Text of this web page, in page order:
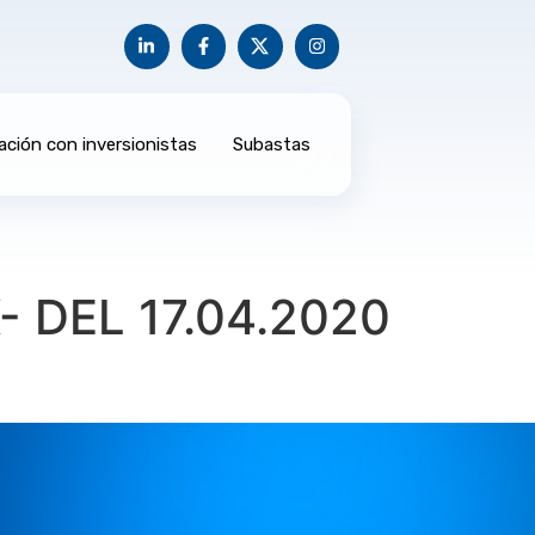
con inversionistas Subastas
DEL 17.04.2020